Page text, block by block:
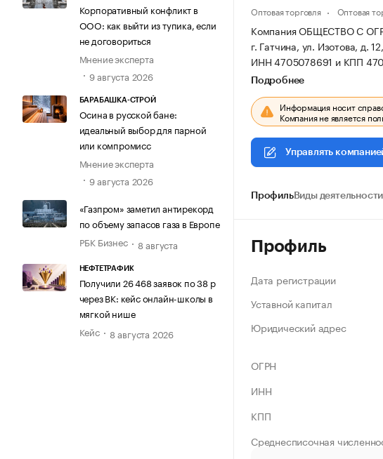
Корпоративный конфликт в
ООО: как выйти из тупика, если
не договориться
Мнение эксперта
9 августа 2026
БАРАБАШКА-СТРОЙ
Осина в русской бане:
идеальный выбор для парной
или компромисс
Мнение эксперта
9 августа 2026
«Газпром» заметил антирекорд
по объему запасов газа в Европе
РБК Бизнес
8 августа
НЕФТЕТРАФИК
Получили 26 468 заявок по 38 р
через ВК: кейс онлайн-школы в
мягкой нише
Кейс
8 августа 2026
Оптовая торговля Оптовая
Компания ОБЩЕСТВО С
г. Гатчина, ул. Изотова, д.
ИНН 4705078691 и КПП
Подробнее
Информация носит
Компания не является
Управлять
ПрофильВиды деятельности
Профиль
Дата регистрации
Уставной капитал
Юридический адрес
ОГРН
ИНН
КПП
Среднесписочная